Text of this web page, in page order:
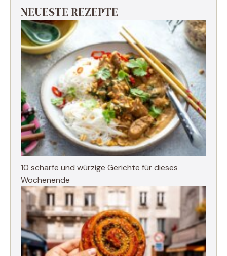
NEUESTE REZEPTE
10 scharfe und würzige Gerichte für dieses
Wochenende